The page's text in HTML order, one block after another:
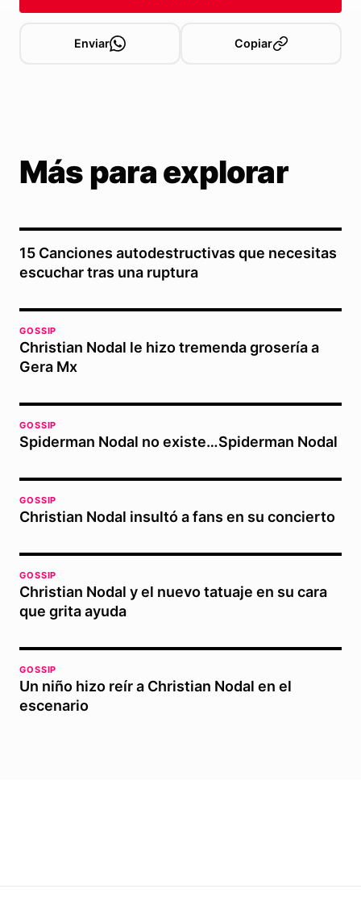
Enviar Copiar
Más para explorar
15 Canciones autodestructivas que necesitas
escuchar tras una ruptura
GOSSIP
Christian Nodal le hizo tremenda grosería a
Gera Mx
GOSSIP
Spiderman Nodal no existe…Spiderman Nodal
GOSSIP
Christian Nodal insultó a fans en su concierto
GOSSIP
Christian Nodal y el nuevo tatuaje en su cara
que grita ayuda
GOSSIP
Un niño hizo reír a Christian Nodal en el
escenario